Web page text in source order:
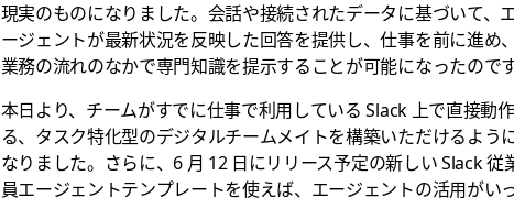
現実のものになりました。会話や接続されたデータに基づいて、
ージェントが最新状況を反映した回答を提供し、仕事を前に進め、
業務の流れのなかで専門知識を提示することが可能になったのです
本日より、チームがすでに仕事で利用している Slack 上で直接動
る、タスク特化型のデジタルチームメイトを構築いただけるよう
なりました。さらに、6 月 12 日にリリース予定の新しい Slack 従
員エージェントテンプレートを使えば、エージェントの活用がい